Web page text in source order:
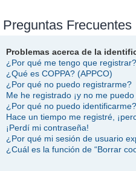
Preguntas Frecuentes
Problemas acerca de la
¿Por qué me tengo que registrar?
¿Qué es COPPA? (APPCO)
¿Por qué no puedo registrarme?
Me he registrado ¡y no me
¿Por qué no puedo identificarme?
Hace un tiempo me registré,
¡Perdí mi contraseña!
¿Por qué mi sesión de usuario
¿Cuál es la función de “Borrar